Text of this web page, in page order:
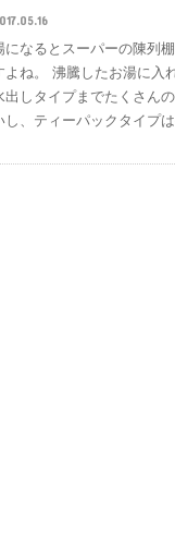
になるとスーパーの陳列
よね。 沸騰したお湯に入
出しタイプまでたくさん
し、ティーパックタイプ